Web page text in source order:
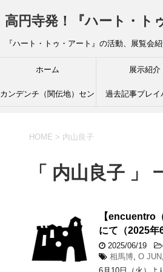
高円寺発！『ハート・ト
『ハート・トゥ・アート』の活動、展覧会
ホーム 展示紹介
カンデンチ（関伝地）セン 過去記事プレイ
HOME > 内山良子
「 内山良子 」
【encuentro
にて（2025年
2025/06/19
相馬博, O JUN,